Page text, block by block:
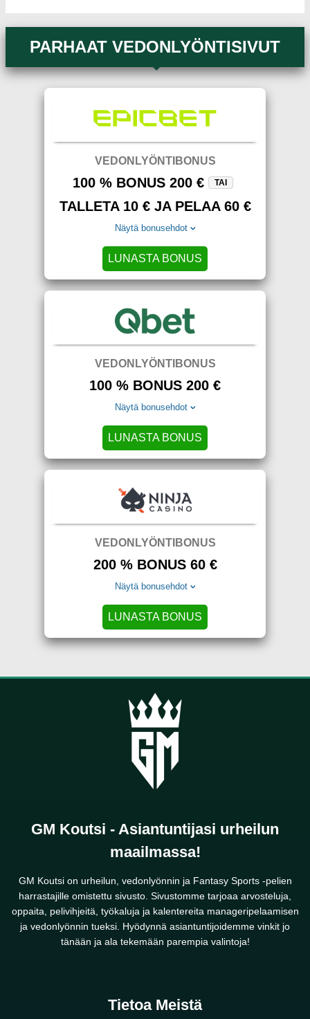
PARHAAT VEDONLYÖNTISIVUT
VEDONLYÖNTIBONUS
100 % BONUS 200 € TAI
TALLETA 10 € JA PELAA 60 €
Näytä bonusehdot
LUNASTA BONUS
VEDONLYÖNTIBONUS
100 % BONUS 200 €
Näytä bonusehdot
LUNASTA BONUS
VEDONLYÖNTIBONUS
200 % BONUS 60 €
Näytä bonusehdot
LUNASTA BONUS
GM Koutsi - Asiantuntijasi urheilun
maailmassa!
GM Koutsi on urheilun, vedonlyönnin ja Fantasy Sports -pelien
harrastajille omistettu sivusto. Sivustomme tarjoaa arvosteluja,
oppaita, pelivihjeitä, työkaluja ja kalentereita manageripelaamisen
ja vedonlyönnin tueksi. Hyödynnä asiantuntijoidemme vinkit jo
tänään ja ala tekemään parempia valintoja!
Tietoa Meistä